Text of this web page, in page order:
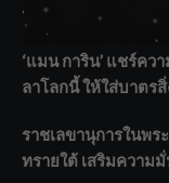
ระบายน้ำศรีสองรักฯ
‘แมน การิน’ แชร์คว
ลาโลกนี้ ให้ใส่บาตร
ราชเลขานุการในพ
ทรายใต้ เสริมความ